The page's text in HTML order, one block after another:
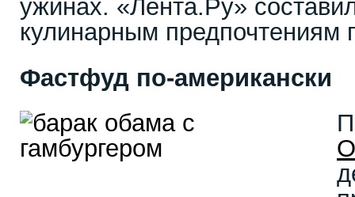
ужинах. «Лента.Ру»
кулинарным предпочтениям
Фастфуд по-американски